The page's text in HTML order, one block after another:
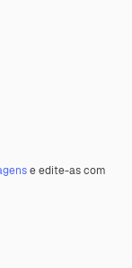
e edite-as com